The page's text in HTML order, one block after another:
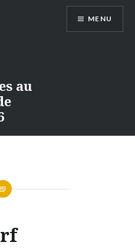
au
MENU